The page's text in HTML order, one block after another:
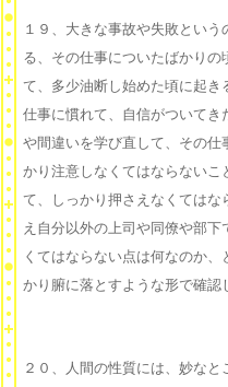
１９、大きな事故や失敗とい
る、その仕事についたばかり
て、多少油断し始めた頃に起
仕事に慣れて、自信がついて
や間違いを学び直して、その仕
かり注意しなくてはならないこ
て、しっかり押さえなくてはな
え自分以外の上司や同僚や部
くてはならない点は何なのか
かり腑に落とすような形で確認
２０、人間の性質には、妙な